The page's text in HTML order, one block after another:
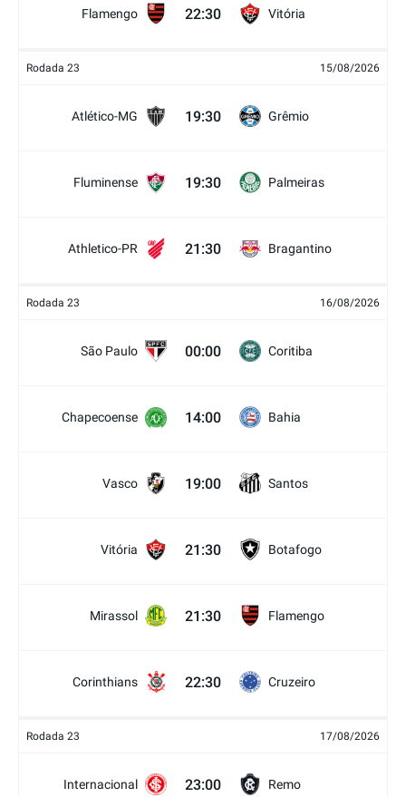
Flamengo 22:30 Vitória
Rodada 23 15/08/2026
Atlético-MG 19:30 Grêmio
Fluminense 19:30 Palmeiras
Athletico-PR 21:30 Bragantino
Rodada 23 16/08/2026
São Paulo 00:00 Coritiba
Chapecoense 14:00 Bahia
Vasco 19:00 Santos
Vitória 21:30 Botafogo
Mirassol 21:30 Flamengo
Corinthians 22:30 Cruzeiro
Rodada 23 17/08/2026
Internacional 23:00 Remo